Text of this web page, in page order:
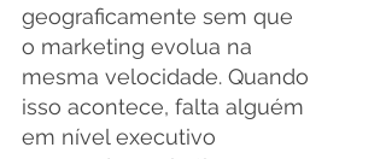
geograficamente sem que
o marketing evolua na
mesma velocidade. Quando
isso acontece, falta alguém
em nível executivo